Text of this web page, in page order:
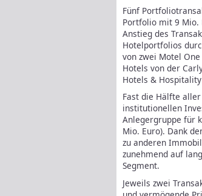
Fünf
Portfolio mit 9 Mio.
Anstieg des
Hotelportfolios
von zwei Motel
Hotels von der
Hotels &
Fast die Hälfte
institutionellen
Anlegergruppe für
Mio. Euro). Dank
zu anderen
zunehmend auf
Segment.
Jeweils zwei